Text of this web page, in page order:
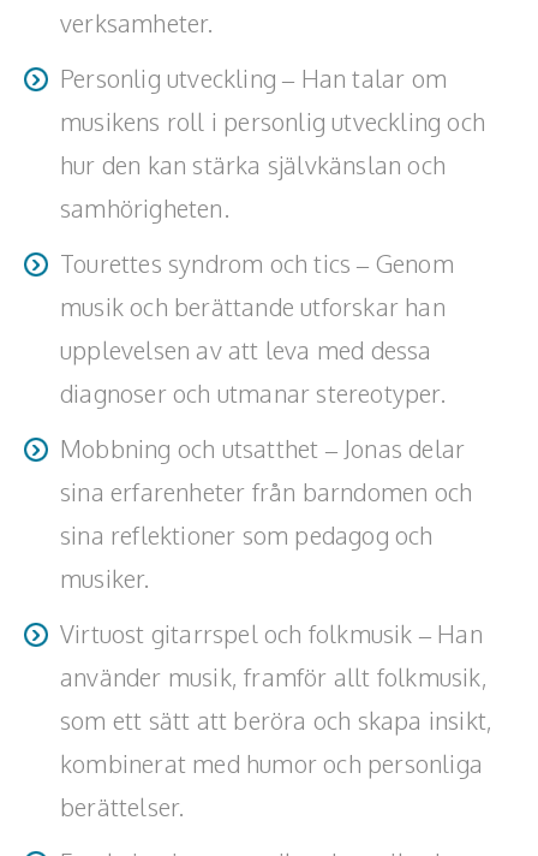
verksamheter.
Personlig utveckling – Han talar om
musikens roll i personlig utveckling och
hur den kan stärka självkänslan och
samhörigheten.
Tourettes syndrom och tics – Genom
musik och berättande utforskar han
upplevelsen av att leva med dessa
diagnoser och utmanar stereotyper.
Mobbning och utsatthet – Jonas delar
sina erfarenheter från barndomen och
sina reflektioner som pedagog och
musiker.
Virtuost gitarrspel och folkmusik – Han
använder musik, framför allt folkmusik,
som ett sätt att beröra och skapa insikt,
kombinerat med humor och personliga
berättelser.